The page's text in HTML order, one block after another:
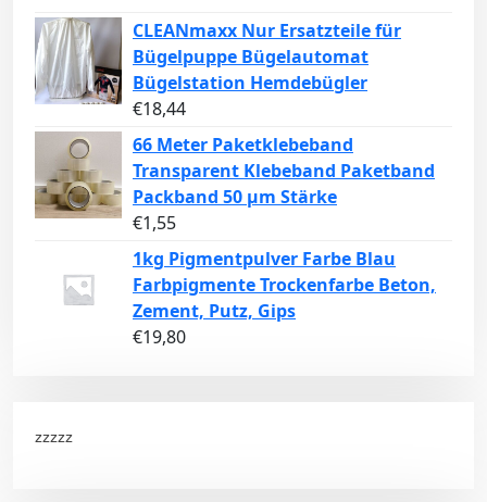
CLEANmaxx Nur Ersatzteile für
Bügelpuppe Bügelautomat
Bügelstation Hemdebügler
€18,44
66 Meter Paketklebeband
Transparent Klebeband Paketband
Packband 50 µm Stärke
€1,55
1kg Pigmentpulver Farbe Blau
Farbpigmente Trockenfarbe Beton,
Zement, Putz, Gips
€19,80
zzzzz